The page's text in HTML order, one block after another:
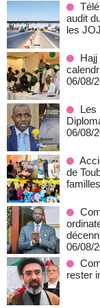
audit
les JOJ
Hajj
06/08/
Les
06/08/
de
06/08/
rester